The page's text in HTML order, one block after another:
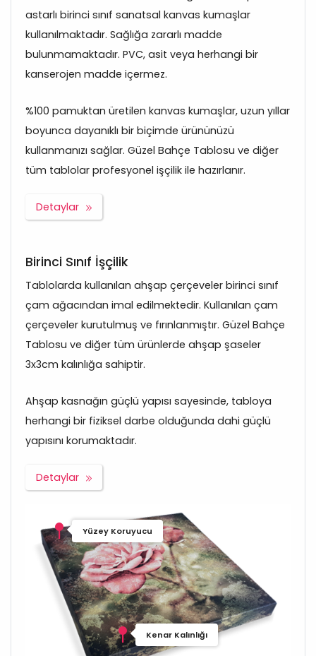
astarlı birinci sınıf sanatsal kanvas kumaşlar
kullanılmaktadır. Sağlığa zararlı madde
bulunmamaktadır. PVC, asit veya herhangi bir
kanserojen madde içermez.
%100 pamuktan üretilen kanvas kumaşlar, uzun yıllar
boyunca dayanıklı bir biçimde ürününüzü
kullanmanızı sağlar. Güzel Bahçe Tablosu ve diğer
tüm tablolar profesyonel işçilik ile hazırlanır.
Detaylar
Birinci Sınıf İşçilik
Tablolarda kullanılan ahşap çerçeveler birinci sınıf
çam ağacından imal edilmektedir. Kullanılan çam
çerçeveler kurutulmuş ve fırınlanmıştır. Güzel Bahçe
Tablosu ve diğer tüm ürünlerde ahşap şaseler
3x3cm kalınlığa sahiptir.
Ahşap kasnağın güçlü yapısı sayesinde, tabloya
herhangi bir fiziksel darbe olduğunda dahi güçlü
yapısını korumaktadır.
Detaylar
Yüzey Koruyucu
Kenar Kalınlığı